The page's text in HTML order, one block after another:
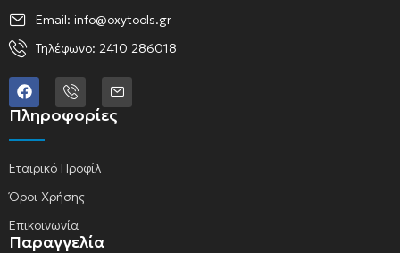
Email: info@oxytools.gr
Τηλέφωνο: 2410 286018
Πληροφορίες
Εταιρικό Προφίλ
Όροι Χρήσης
Επικοινωνία
Παραγγελία